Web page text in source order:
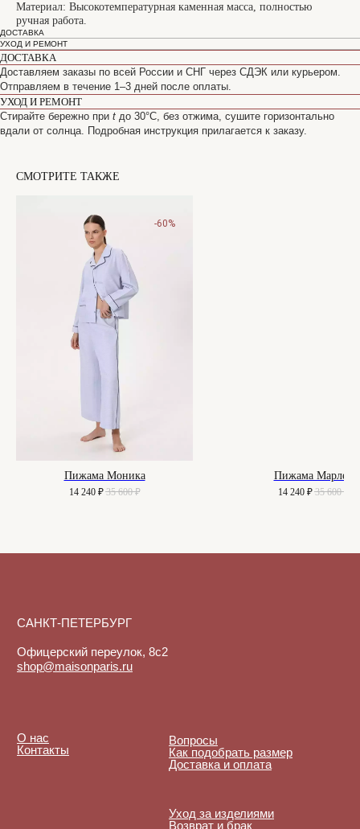
Материал: Высокотемпературная каменная масса, полностью
ручная работа.
ДОСТАВКА
УХОД И РЕМОНТ
ДОСТАВКА
Доставляем заказы по всей России и СНГ через СДЭК или курьером.
Отправляем в течение 1–3 дней после оплаты.
УХОД И РЕМОНТ
Стирайте бережно при t до 30°C, без отжима, сушите горизонтально
вдали от солнца. Подробная инструкция прилагается к заказу.
СМОТРИТЕ ТАКЖЕ
-60%
Пижама Моника
14 240 ₽ 35 600 ₽
Пижама Марлен
14 240 ₽ 35 600 ₽
*Instagram принадлежит компании
Meta, признанной экстремистской
Вопросы
Как подобрать размер
Доставка и оплата
Уход за изделиями
Возврат и брак
Подарочные сертификаты